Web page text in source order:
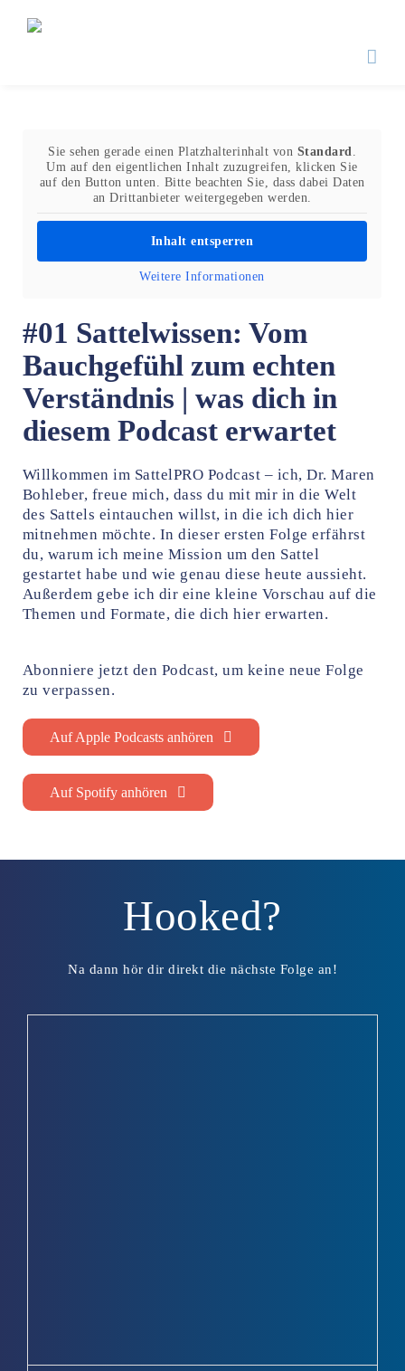
Inhalt
Sie sehen gerade einen Platzhalterinhalt von Standard.
Um auf den eigentlichen Inhalt zuzugreifen, klicken Sie
auf den Button unten. Bitte beachten Sie, dass dabei Daten
an Drittanbieter weitergegeben werden.
Inhalt entsperren
Weitere Informationen
#01 Sattelwissen: Vom
Bauchgefühl zum echten
Verständnis | was dich in
diesem Podcast erwartet
Willkommen im SattelPRO Podcast – ich, Dr. Maren
Bohleber, freue mich, dass du mit mir in die Welt
des Sattels eintauchen willst, in die ich dich hier
mitnehmen möchte. In dieser ersten Folge erfährst
du, warum ich meine Mission um den Sattel
gestartet habe und wie genau diese heute aussieht.
Außerdem gebe ich dir eine kleine Vorschau auf die
Themen und Formate, die dich hier erwarten.
Abonniere jetzt den Podcast, um keine neue Folge
zu verpassen.
Auf Apple Podcasts anhören
Auf Spotify anhören
Hooked?
Na dann hör dir direkt die nächste Folge an!